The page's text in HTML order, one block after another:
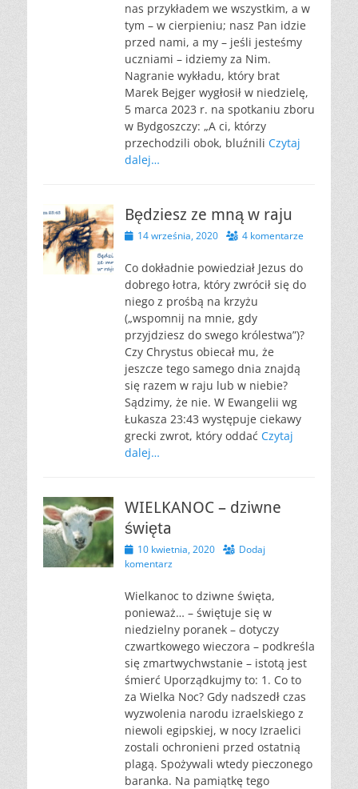
nas przykładem we wszystkim, a w
tym – w cierpieniu; nasz Pan idzie
przed nami, a my – jeśli jesteśmy
uczniami – idziemy za Nim.
Nagranie wykładu, który brat
Marek Bejger wygłosił w niedzielę,
5 marca 2023 r. na spotkaniu zboru
w Bydgoszczy: „A ci, którzy
przechodzili obok, bluźnili Czytaj
dalej…
Będziesz ze mną w raju
Opublikowano
14 września, 2020 4 komentarze
Co dokładnie powiedział Jezus do
dobrego łotra, który zwrócił się do
niego z prośbą na krzyżu
(„wspomnij na mnie, gdy
przyjdziesz do swego królestwa”)?
Czy Chrystus obiecał mu, że
jeszcze tego samego dnia znajdą
się razem w raju lub w niebie?
Sądzimy, że nie. W Ewangelii wg
Łukasza 23:43 występuje ciekawy
grecki zwrot, który oddać Czytaj
dalej…
WIELKANOC – dziwne
święta
Opublikowano
10 kwietnia, 2020
Dodaj
komentarz
Wielkanoc to dziwne święta,
ponieważ… – świętuje się w
niedzielny poranek – dotyczy
czwartkowego wieczora – podkreśla
się zmartwychwstanie – istotą jest
śmierć Uporządkujmy to: 1. Co to
za Wielka Noc? Gdy nadszedł czas
wyzwolenia narodu izraelskiego z
niewoli egipskiej, w nocy Izraelici
zostali ochronieni przed ostatnią
plagą. Spożywali wtedy pieczonego
baranka. Na pamiątkę tego